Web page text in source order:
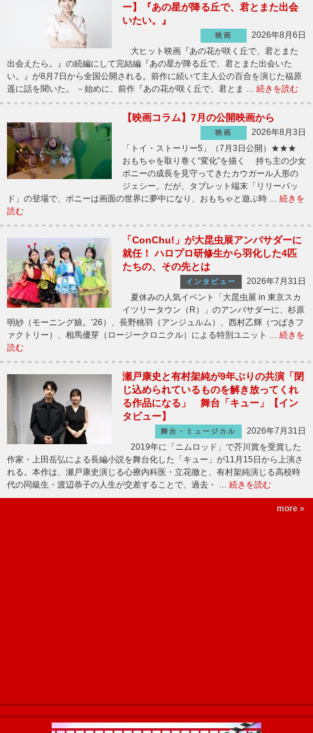
ー】『あの星が降る丘で、君とまた出会
いたい。』
映画
2026年8月6日
大ヒット映画『あの花が咲く丘で、君とまた
出会えたら。』の続編にして完結編『あの星が降る丘で、君とまた出会いた
い。』が8月7日から全国公開される。前作に続いて主人公の百合を演じた福原
遥に話を聞いた。 －始めに、前作『あの花が咲く丘で、君とま … 続きを読む
【映画コラム】7月の公開映画から
映画
2026年8月3日
「トイ・ストーリー5」（7月3日公開）★★★
おもちゃを取り巻く“変化”を描く 持ち主の少女
ボニーの成長を見守ってきたカウガール人形の
ジェシー。だが、タブレット端末「リリーパッ
ド」の登場で、ボニーは画面の世界に夢中になり、おもちゃと遊ぶ時 … 続きを
読む
「ConChu!」が大昆虫展アンバサダーに
就任！ ハロプロ研修生から羽化した4匹
たちの、その先とは
インタビュー
2026年7月31日
夏休みの人気イベント「大昆虫展 in 東京スカ
イツリータウン（R）」のアンバサダーに、杉原
明紗（モーニング娘。’26）、長野桃羽（アンジュルム）、西村乙輝（つばきフ
ァクトリー）、相馬優芽（ロージークロニクル）による特別ユニット … 続きを
読む
瀬戸康史と有村架純が9年ぶりの共演「閉
じ込められているものを解き放ってくれ
る作品になる」 舞台「キュー」【イン
タビュー】
舞台・ミュージカル
2026年7月31日
2019年に「ニムロッド」で芥川賞を受賞した
作家・上田岳弘による長編小説を舞台化した「キュー」が11月15日から上演さ
れる。本作は、瀬戸康史演じる心療内科医・立花徹と、有村架純演じる高校時
代の同級生・渡辺恭子の人生が交差することで、過去・ … 続きを読む
more »